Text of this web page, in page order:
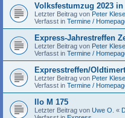
Volksfestumzug 2023 in
Letzter Beitrag von Peter
Verfasst in Termine /
Express-Jahrestreffen
Letzter Beitrag von Peter
Verfasst in Termine /
Expresstreffen/
Letzter Beitrag von Peter
Verfasst in Termine /
Ilo M 175
Letzter Beitrag von Uwe O. «